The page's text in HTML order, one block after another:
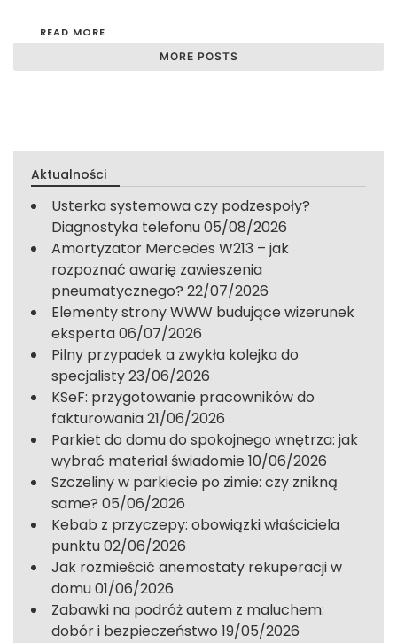
READ MORE
MORE POSTS
Aktualności
Usterka systemowa czy podzespoły?
Diagnostyka telefonu05/08/2026
Amortyzator Mercedes W213 – jak
rozpoznać awarię zawieszenia
pneumatycznego? 22/07/2026
Elementy strony WWW budujące wizerunek
eksperta06/07/2026
Pilny przypadek a zwykła kolejka do
specjalisty23/06/2026
KSeF: przygotowanie pracowników do
fakturowania21/06/2026
Parkiet do domu do spokojnego wnętrza: jak
wybrać materiał świadomie 10/06/2026
Szczeliny w parkiecie po zimie: czy znikną
same? 05/06/2026
Kebab z przyczepy: obowiązki właściciela
punktu02/06/2026
Jak rozmieścić anemostaty rekuperacji w
domu01/06/2026
Zabawki na podróż autem z maluchem:
dobór i bezpieczeństwo 19/05/2026